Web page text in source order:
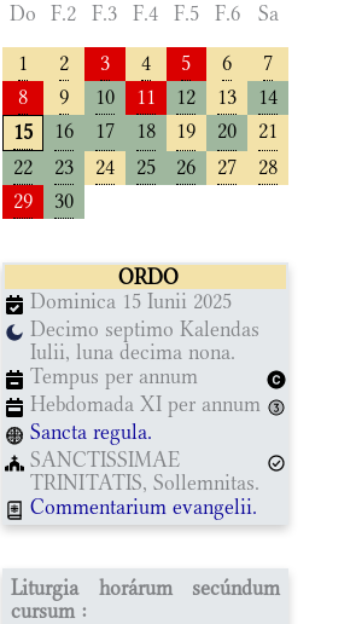
Do F.2 F.3 F.4 F.5 F.6 Sa
1 2 3 4 5 6
7
8
9 10 11 12 13
14
15
16 17 18 19 20
21
22
23 24 25 26 27
28
29
30
ORDO
Dominica 15 Iunii 2025
Decimo septimo Kalendas
Iulii, luna decima nona.
Tempus per annum
Hebdomada XI per annum
Sancta regula.
SANCTISSIMAE
TRINITATIS, Sollemnitas.
Commentarium evangelii.
Liturgia horárum secúndum
cursum :